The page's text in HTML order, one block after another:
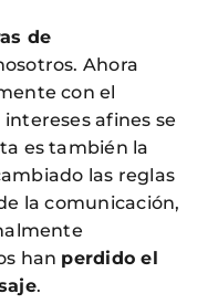
de
Ahora
con el
afines se
es también la
las reglas
la comunicación,
han perdido el
.